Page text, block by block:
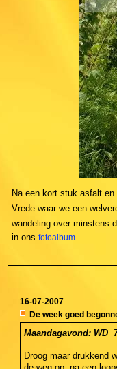
Na een kort stuk asfalt en
Vrede waar we een
wandeling over minstens
in ons fotoalbum
16-07-2007
De week goed
Maandagavond: WD 
Droog maar drukkend